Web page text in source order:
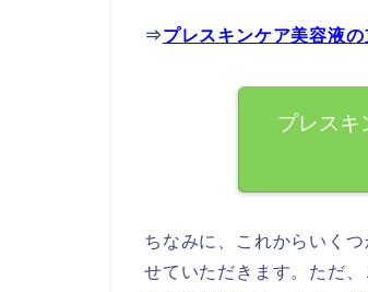
⇒プレスキンケア美容液
プレスキ
ちなみに、これからいく
せていただきます。ただ